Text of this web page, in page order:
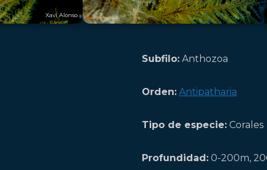
Xavi Alonso
Subfilo: Anthozoa
Orden: Antipatharia
Tipo de especie: Corales
Profundidad: 0-200m,